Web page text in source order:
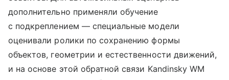
дополнительно применяли обучение
с подкреплением — специальные модели
оценивали ролики по сохранению формы
объектов, геометрии и естественности движений,
и на основе этой обратной связи Kandinsky WM